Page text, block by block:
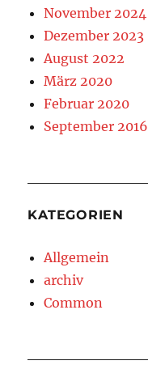
November 2024
Dezember 2023
August 2022
März 2020
Februar 2020
September 2016
KATEGORIEN
Allgemein
archiv
Common